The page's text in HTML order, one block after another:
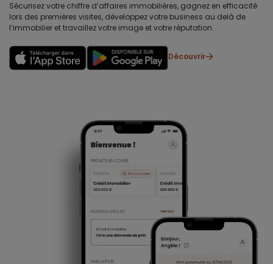
Sécurisez votre chiffre d’affaires immobilières, gagnez en efficacité
lors des premières visites, développez votre business au delà de
l’immobilier et travaillez votre image et votre réputation.
Découvrir